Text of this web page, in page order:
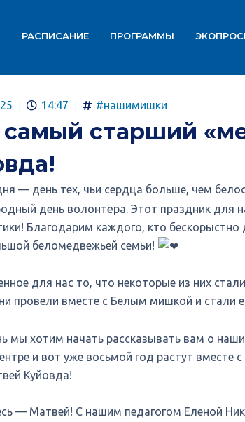
РАСПИСАНИЕ ПРОГРАММЫ
14:47 #нашимишки
старший
— день тех, чьи сердца больше, чем
день волонтёра. Этот праздник для
Благодарим каждого, кто
беломедвежьей семьи!
для нас то, что некоторые из них
провели вместе с Белым мишкой и стали
мы хотим начать рассказывать вам о
и вот уже восьмой год растут вместе
Куйовда!
— Матвей! С нашим педагогом Еленой